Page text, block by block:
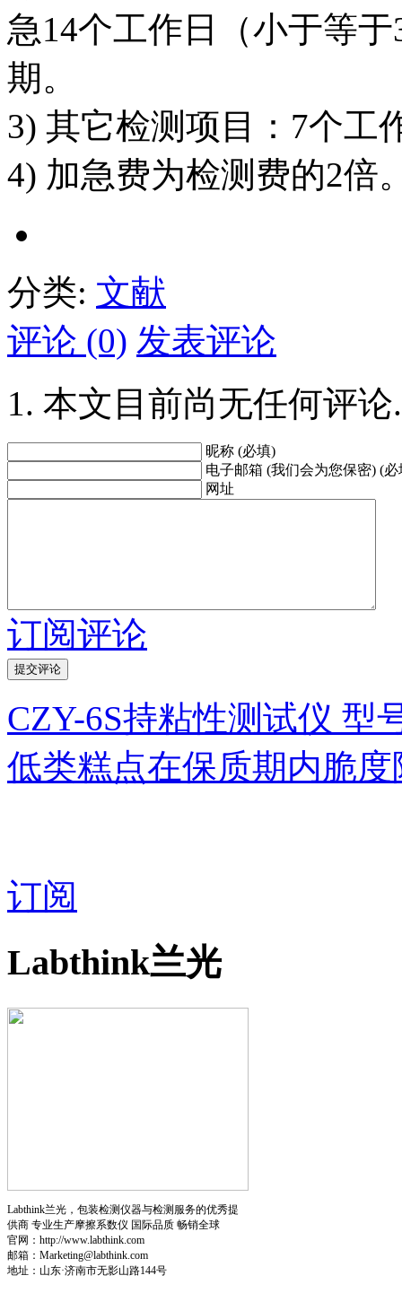
急14个工作日（小于等
期。
3) 其它检测项目：7个工
4) 加急费为检测费的2倍
分类: 文献
评论 (0) 发表评论
本文目前尚无任何评论.
昵称 (必填)
电子邮箱 (我们会为您保密) (必
网址
订阅评论
CZY-6S持粘性测试仪 型
低类糕点在保质期内脆度
订阅
Labthink兰光
Labthink兰光，包装检测仪器与检测服务的优秀提
供商 专业生产摩擦系数仪 国际品质 畅销全球
官网：http://www.labthink.com
邮箱：Marketing@labthink.com
地址：山东·济南市无影山路144号